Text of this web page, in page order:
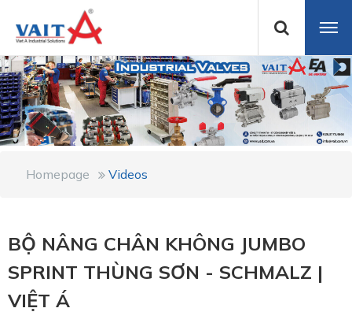
Homepage Videos
BỘ NÂNG CHÂN KHÔNG JUMBO
SPRINT THÙNG SƠN - SCHMALZ |
VIỆT Á